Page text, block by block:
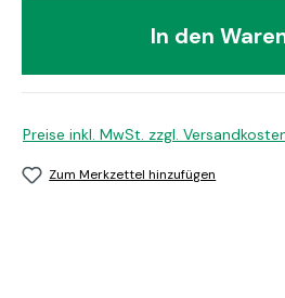
In den
Preise inkl. MwSt. zzgl.
Zum Merkzettel hinzufügen